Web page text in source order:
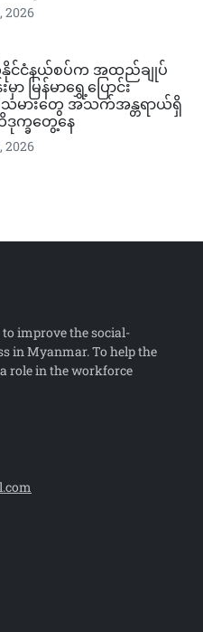
2026
င်ငံနယ်စပ်က အထည်ချုပ်
ာ မြန်မာရွှေ့ပြောင်း
မားတွေ အသက်အန္တရာယ်ရှိ
က္ခတွေ့နေ
2026
improve the social-
in Myanmar. To help the
role in the workforce